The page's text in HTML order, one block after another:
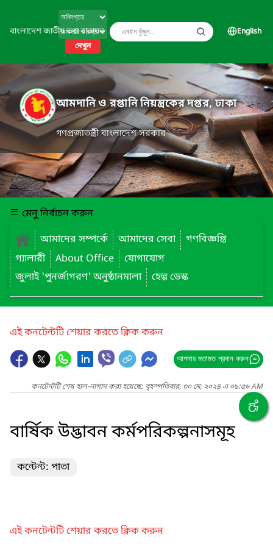
বাংলাদেশ জাতীয় তথ্য বাতায়ন
দেখুন
English
আমদানি ও রপ্তানি নিয়ন্ত্রকের দপ্তর, ঢাকা
গণপ্রজাতন্ত্রী বাংলাদেশ সরকার
মেনু নির্বাচন করুন
আমাদের সম্পর্কে
আমাদের সেবা
গণবিজ্ঞপ্তি
গ্যালারী
About Office
যোগাযোগ
জুলাই 'পুনর্জাগরণ' অনুষ্ঠানমালা
হেল্প ডেস্ক
এই কনটেন্টটি শেয়ার করতে ক্লিক করুন
আপনার মতামত প্রদান করুন
কনটেন্টটি শেষ হাল-নাগাদ করা হয়েছে: বৃহস্পতিবার, ৩০ মে, ২০২৪ এ ০৯:৫৬ AM
বার্ষিক উদ্ভাবন কর্মপরিকল্পনাসমূহ
কন্টেন্ট: পাতা
এই কনটেন্টটি শেয়ার করতে ক্লিক করুন